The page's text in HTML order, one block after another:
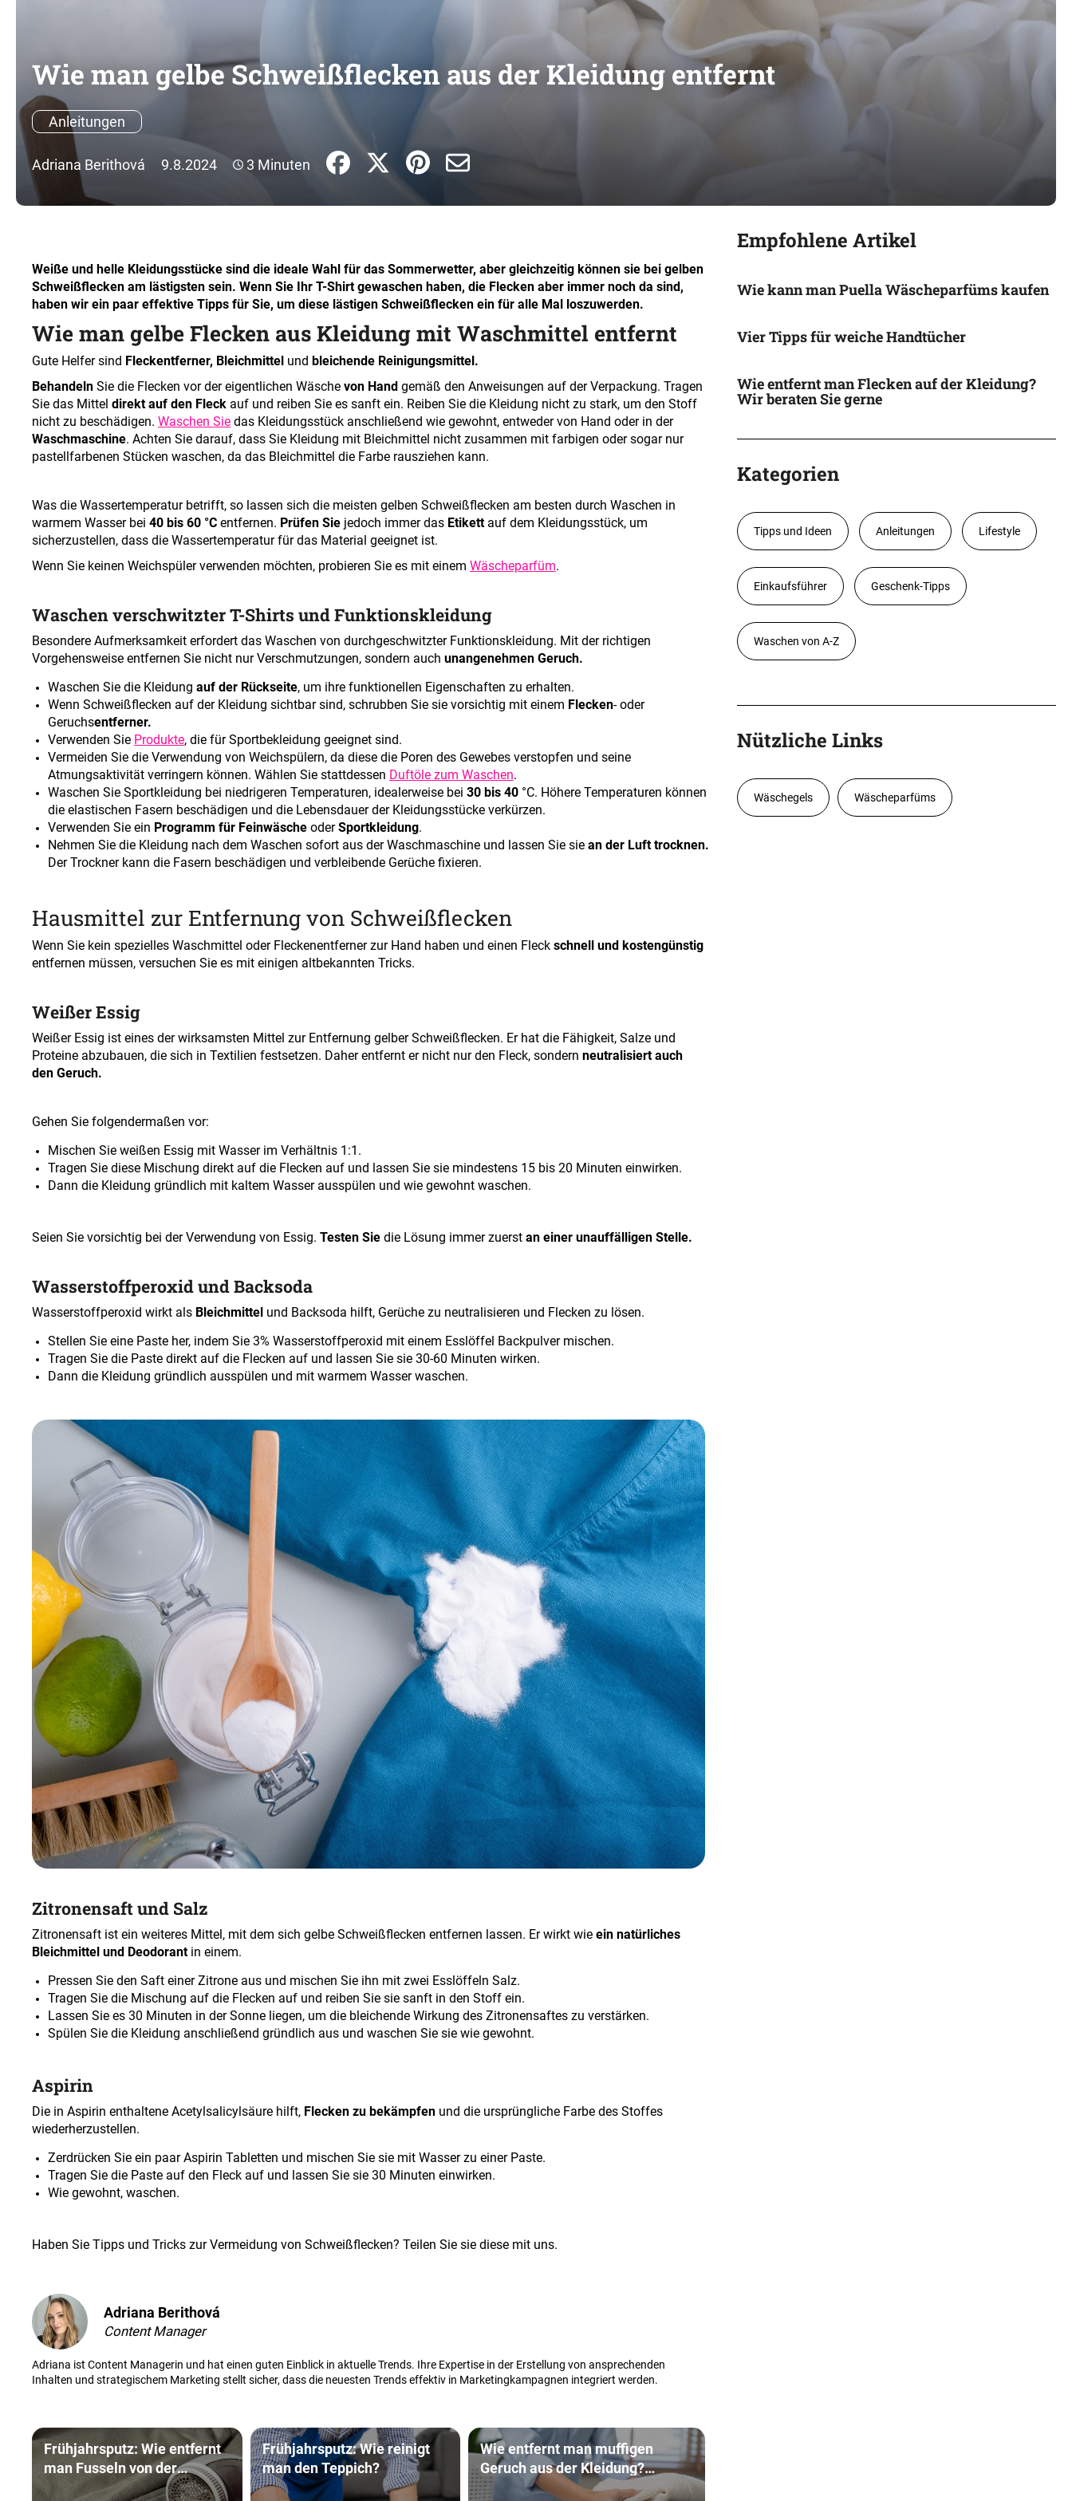
Wie man gelbe Schweißflecken aus der Kleidung entfernt
Anleitungen
Adriana Berithová 9.8.2024 3 Minuten
Weiße und helle Kleidungsstücke sind die ideale Wahl für das Sommerwetter, aber gleichzeitig können sie bei gelben
Schweißflecken am lästigsten sein. Wenn Sie Ihr T-Shirt gewaschen haben, die Flecken aber immer noch da sind,
haben wir ein paar effektive Tipps für Sie, um diese lästigen Schweißflecken ein für alle Mal loszuwerden.
Wie man gelbe Flecken aus Kleidung mit Waschmittel entfernt
Gute Helfer sind Fleckentferner, Bleichmittel und bleichende Reinigungsmittel.
Behandeln Sie die Flecken vor der eigentlichen Wäsche von Hand gemäß den Anweisungen auf der Verpackung. Tragen
Sie das Mittel direkt auf den Fleck auf und reiben Sie es sanft ein. Reiben Sie die Kleidung nicht zu stark, um den Stoff
nicht zu beschädigen. Waschen Sie das Kleidungsstück anschließend wie gewohnt, entweder von Hand oder in der
Waschmaschine. Achten Sie darauf, dass Sie Kleidung mit Bleichmittel nicht zusammen mit farbigen oder sogar nur
pastellfarbenen Stücken waschen, da das Bleichmittel die Farbe rausziehen kann.
Was die Wassertemperatur betrifft, so lassen sich die meisten gelben Schweißflecken am besten durch Waschen in
warmem Wasser bei 40 bis 60 °C entfernen. Prüfen Sie jedoch immer das Etikett auf dem Kleidungsstück, um
sicherzustellen, dass die Wassertemperatur für das Material geeignet ist.
Wenn Sie keinen Weichspüler verwenden möchten, probieren Sie es mit einem Wäscheparfüm.
Waschen verschwitzter T-Shirts und Funktionskleidung
Besondere Aufmerksamkeit erfordert das Waschen von durchgeschwitzter Funktionskleidung. Mit der richtigen
Vorgehensweise entfernen Sie nicht nur Verschmutzungen, sondern auch unangenehmen Geruch.
Waschen Sie die Kleidung auf der Rückseite, um ihre funktionellen Eigenschaften zu erhalten.
Wenn Schweißflecken auf der Kleidung sichtbar sind, schrubben Sie sie vorsichtig mit einem Flecken- oder
Geruchsentferner.
Verwenden Sie Produkte, die für Sportbekleidung geeignet sind.
Vermeiden Sie die Verwendung von Weichspülern, da diese die Poren des Gewebes verstopfen und seine
Atmungsaktivität verringern können. Wählen Sie stattdessen Duftöle zum Waschen.
Waschen Sie Sportkleidung bei niedrigeren Temperaturen, idealerweise bei 30 bis 40 °C. Höhere Temperaturen können
die elastischen Fasern beschädigen und die Lebensdauer der Kleidungsstücke verkürzen.
Verwenden Sie ein Programm für Feinwäsche oderSportkleidung.
Nehmen Sie die Kleidung nach dem Waschen sofort aus der Waschmaschine und lassen Sie sie an der Luft trocknen.
Der Trockner kann die Fasern beschädigen und verbleibende Gerüche fixieren.
Hausmittel zur Entfernung von Schweißflecken
Wenn Sie kein spezielles Waschmittel oder Fleckenentferner zur Hand haben und einen Fleck schnell und kostengünstig
entfernen müssen, versuchen Sie es mit einigen altbekannten Tricks.
Weißer Essig
Weißer Essig ist eines der wirksamsten Mittel zur Entfernung gelber Schweißflecken. Er hat die Fähigkeit, Salze und
Proteine abzubauen, die sich in Textilien festsetzen. Daher entfernt er nicht nur den Fleck, sondern neutralisiert auch
den Geruch.
Gehen Sie folgendermaßen vor:
Mischen Sie weißen Essig mit Wasser im Verhältnis 1:1.
Tragen Sie diese Mischung direkt auf die Flecken auf und lassen Sie sie mindestens 15 bis 20 Minuten einwirken.
Dann die Kleidung gründlich mit kaltem Wasser ausspülen und wie gewohnt waschen.
Seien Sie vorsichtig bei der Verwendung von Essig. Testen Sie die Lösung immer zuerst an einer unauffälligen Stelle.
Wasserstoffperoxid und Backsoda
Wasserstoffperoxid wirkt als Bleichmittel und Backsoda hilft, Gerüche zu neutralisieren und Flecken zu lösen.
Stellen Sie eine Paste her, indem Sie 3% Wasserstoffperoxid mit einem Esslöffel Backpulver mischen.
Tragen Sie die Paste direkt auf die Flecken auf und lassen Sie sie 30-60 Minuten wirken.
Dann die Kleidung gründlich ausspülen und mit warmem Wasser waschen.
Zitronensaft und Salz
Zitronensaft ist ein weiteres Mittel, mit dem sich gelbe Schweißflecken entfernen lassen. Er wirkt wie ein natürliches
Bleichmittel und Deodorantin einem.
Pressen Sie den Saft einer Zitrone aus und mischen Sie ihn mit zwei Esslöffeln Salz.
Tragen Sie die Mischung auf die Flecken auf und reiben Sie sie sanft in den Stoff ein.
Lassen Sie es 30 Minuten in der Sonne liegen, um die bleichende Wirkung des Zitronensaftes zu verstärken.
Spülen Sie die Kleidung anschließend gründlich aus und waschen Sie sie wie gewohnt.
Aspirin
Die in Aspirin enthaltene Acetylsalicylsäure hilft, Flecken zu bekämpfen und die ursprüngliche Farbe des Stoffes
wiederherzustellen.
Zerdrücken Sie ein paar Aspirin Tabletten und mischen Sie sie mit Wasser zu einer Paste.
Tragen Sie die Paste auf den Fleck auf und lassen Sie sie 30 Minuten einwirken.
Wie gewohnt, waschen.
Haben Sie Tipps und Tricks zur Vermeidung von Schweißflecken? Teilen Sie sie diese mit uns.
Adriana Berithová
Content Manager
Adriana ist Content Managerin und hat einen guten Einblick in aktuelle Trends. Ihre Expertise in der Erstellung von ansprechenden
Inhalten und strategischem Marketing stellt sicher, dass die neuesten Trends effektiv in Marketingkampagnen integriert werden.
Frühjahrsputz: Wie entfernt
man Fusseln von der
Kleidung
Frühjahrsputz: Wie reinigt
man den Teppich?
Wie entfernt man muffigen
Geruch aus der Kleidung?
Bewährte Tricks
Empfohlene Artikel
Wie kann man Puella Wäscheparfüms kaufen
Vier Tipps für weiche Handtücher
Wie entfernt man Flecken auf der Kleidung?
Wir beraten Sie gerne
Kategorien
Tipps und Ideen Anleitungen Lifestyle
Einkaufsführer Geschenk-Tipps
Waschen von A-Z
Nützliche Links
Wäschegels Wäscheparfüms